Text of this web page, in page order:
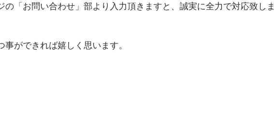
の「お問い合わせ」部より入力頂きますと、誠実に全力で対応致しま
ができれば嬉しく思います。